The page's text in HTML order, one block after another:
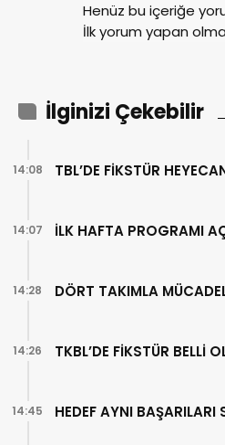
Henüz bu içeriğe
İlk yorum yapan
İlginizi Çekebilir
TBL’DE FİKSTÜR
14:08
İLK HAFTA PROGRAMI
14:07
DÖRT TAKIMLA
14:28
TKBL’DE FİKSTÜR BELLİ
14:26
HEDEF AYNI BAŞARILARI
14:45